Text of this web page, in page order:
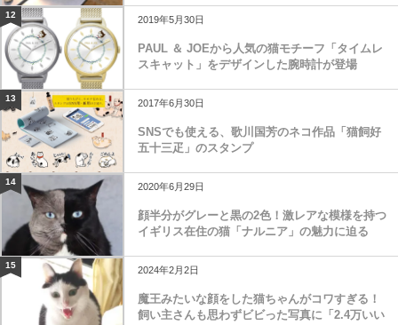
12 2019年5月30日
PAUL ＆ JOEから人気の猫モチーフ「タイムレ
スキャット」をデザインした腕時計が登場
13 2017年6月30日
SNSでも使える、歌川国芳のネコ作品「猫飼好
五十三疋」のスタンプ
14 2020年6月29日
顔半分がグレーと黒の2色！激レアな模様を持つ
イギリス在住の猫「ナルニア」の魅力に迫る
15 2024年2月2日
魔王みたいな顔をした猫ちゃんがコワすぎる！
飼い主さんも思わずビビった写真に「2.4万いい